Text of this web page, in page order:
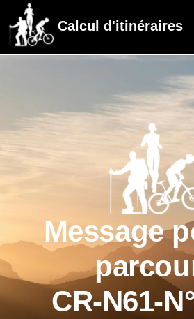
Calcul d'itinéraires
Message
CR-N61-